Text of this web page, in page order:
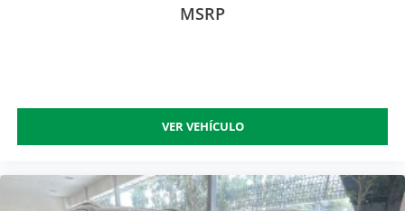
MSRP
VER VEHÍCULO